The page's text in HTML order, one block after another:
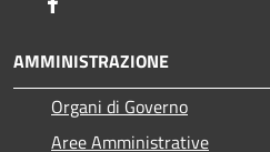
AMMINISTRAZIONE
Organi di Governo
Aree Amministrative